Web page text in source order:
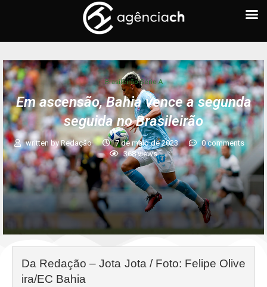
Brasileirão Série A
Em ascensão, Bahia vence a segunda
seguida no Brasileirão
written byRedação 7 de maio de 2023
0 comments
368views
Da Redação – Jota Jota / Foto: Felipe Olive
ira/EC Bahia